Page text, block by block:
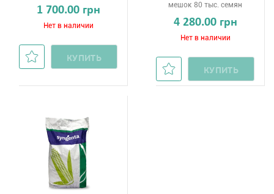
1 700.00 грн
Нет в наличии
КУПИТЬ
мешок 80 тыс. семян
4 280.00 грн
Нет в наличии
КУПИТЬ